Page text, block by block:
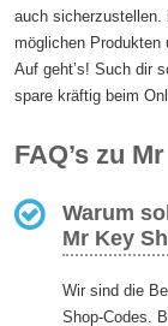
auch sicherzustellen.
möglichen
Auf geht’s! Such dir
spare kräftig beim
FAQ’s zu
Warum
Mr Key
Wir sind die
Shop-Codes.